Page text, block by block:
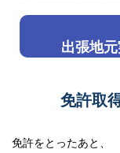
出張地
免許取
免許をとったあと、